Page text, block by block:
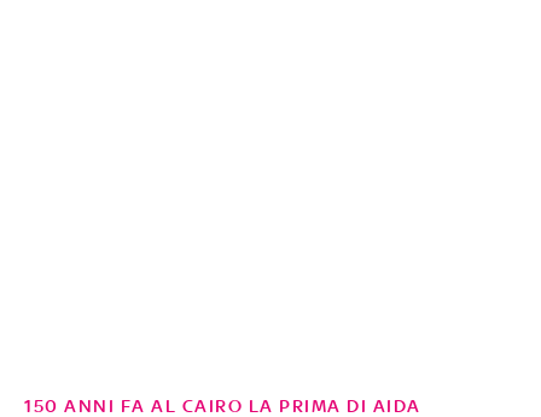
150 ANNI FA AL CAIRO LA PRIMA DI AIDA